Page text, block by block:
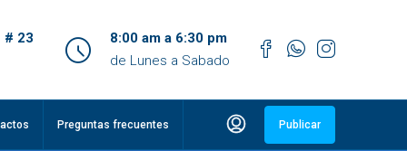
# 23
8:00 am a 6:30 pm
de Lunes a Sabado
Preguntas frecuentes Publicar